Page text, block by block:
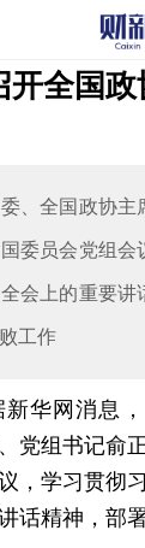
开全国
、全国政协
委员会党组
会上的重要
工作
新华网消息
党组书记俞
，学习贯彻
话精神，部